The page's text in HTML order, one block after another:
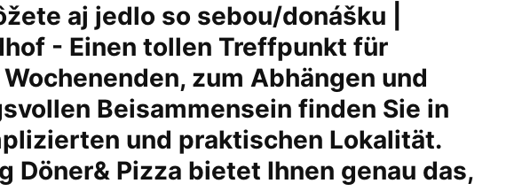
aj jedlo so sebou/donášku |
- Einen tollen Treffpunkt für
zum Abhängen und
Beisammensein finden Sie in
und praktischen Lokalität.
Döner& Pizza bietet Ihnen genau das,